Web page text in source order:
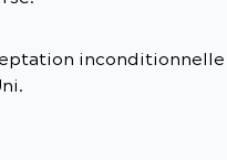
inconditionnelle